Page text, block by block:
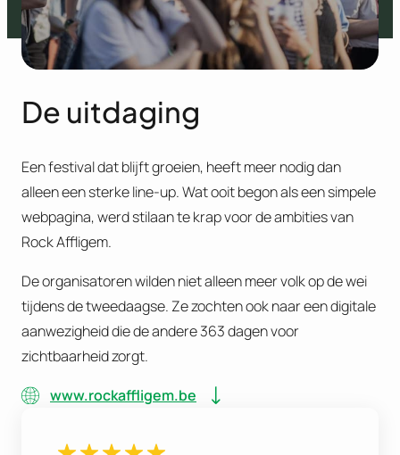
De uitdaging
Een festival dat blijft groeien, heeft meer nodig dan
alleen een sterke line-up. Wat ooit begon als een simpele
webpagina, werd stilaan te krap voor de ambities van
Rock Affligem.
De organisatoren wilden niet alleen meer volk op de wei
tijdens de tweedaagse. Ze zochten ook naar een digitale
aanwezigheid die de andere 363 dagen voor
zichtbaarheid zorgt.
www.rockaffligem.be